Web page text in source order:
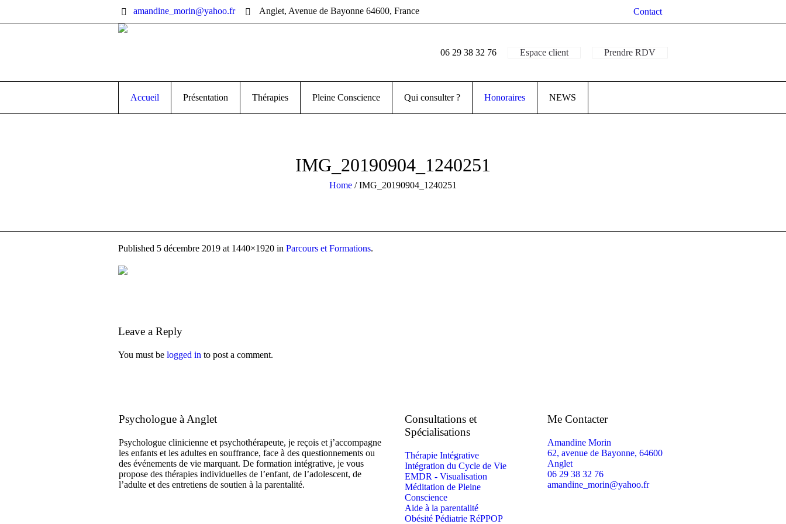
Contact
amandine_morin@yahoo.fr Anglet, Avenue de Bayonne 64600, France
06 29 38 32 76 Espace client Prendre RDV
Accueil Présentation Thérapies Pleine Conscience Qui consulter ? Honoraires NEWS
IMG_20190904_1240251
Home /IMG_20190904_1240251
Published 5 décembre 2019 at 1440×1920 in Parcours et Formations.
Leave a Reply
You must be logged in to post a comment.
Psychologue à Anglet
Psychologue clinicienne et psychothérapeute, je reçois et j’accompagne
les enfants et les adultes en souffrance, face à des questionnements ou
des événements de vie marquant. De formation intégrative, je vous
propose des thérapies individuelles de l’enfant, de l’adolescent, de
l’adulte et des entretiens de soutien à la parentalité.
Consultations et
Spécialisations
Thérapie Intégrative
Intégration du Cycle de Vie
EMDR - Visualisation
Méditation de Pleine
Conscience
Aide à la parentalité
Obésité Pédiatrie RéPPOP
Me Contacter
Amandine Morin
62, avenue de Bayonne, 64600
Anglet
06 29 38 32 76
amandine_morin@yahoo.fr